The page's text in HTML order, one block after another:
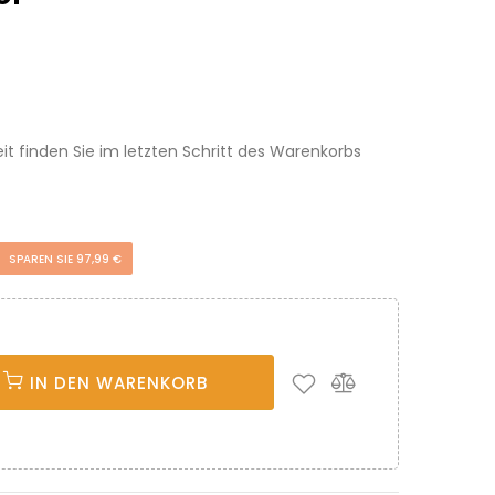
finden Sie im letzten Schritt des Warenkorbs
SPAREN SIE 97,99 €
IN DEN WARENKORB